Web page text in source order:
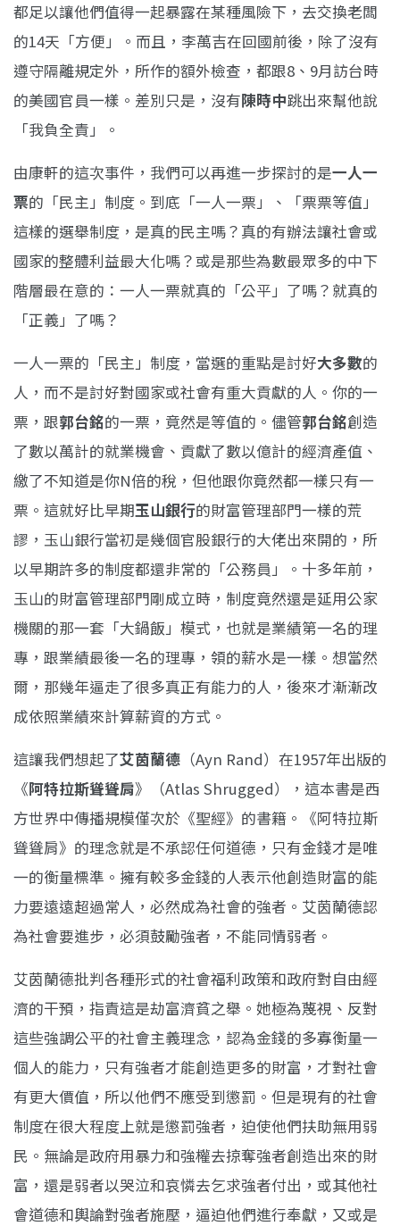
都足以讓他們值得一起暴露在某種風險下，去交換老闆
的14天「方便」。而且，李萬吉在回國前後，除了沒有
遵守隔離規定外，所作的額外檢查，都跟8、9月訪台時
的美國官員一樣。差別只是，沒有陳時中跳出來幫他說
「我負全責」。
由康軒的這次事件，我們可以再進一步探討的是一人一
票的「民主」制度。到底「一人一票」、「票票等值」
這樣的選舉制度，是真的民主嗎？真的有辦法讓社會或
國家的整體利益最大化嗎？或是那些為數最眾多的中下
階層最在意的：一人一票就真的「公平」了嗎？就真的
「正義」了嗎？
一人一票的「民主」制度，當選的重點是討好大多數的
人，而不是討好對國家或社會有重大貢獻的人。你的一
票，跟郭台銘的一票，竟然是等值的。儘管郭台銘創造
了數以萬計的就業機會、貢獻了數以億計的經濟產值、
繳了不知道是你N倍的稅，但他跟你竟然都一樣只有一
票。這就好比早期玉山銀行的財富管理部門一樣的荒
謬，玉山銀行當初是幾個官股銀行的大佬出來開的，所
以早期許多的制度都還非常的「公務員」。十多年前，
玉山的財富管理部門剛成立時，制度竟然還是延用公家
機關的那一套「大鍋飯」模式，也就是業績第一名的理
專，跟業績最後一名的理專，領的薪水是一樣。想當然
爾，那幾年逼走了很多真正有能力的人，後來才漸漸改
成依照業績來計算薪資的方式。
這讓我們想起了艾茵蘭德 （Ayn Rand）在1957年出版的
《阿特拉斯聳聳肩》（Atlas Shrugged），這本書是西
方世界中傳播規模僅次於《聖經》的書籍。《阿特拉斯
聳聳肩》的理念就是不承認任何道德，只有金錢才是唯
一的衡量標準。擁有較多金錢的人表示他創造財富的能
力要遠遠超過常人，必然成為社會的強者。艾茵蘭德認
為社會要進步，必須鼓勵強者，不能同情弱者。
艾茵蘭德批判各種形式的社會福利政策和政府對自由經
濟的干預，指責這是劫富濟貧之舉。她極為蔑視、反對
這些強調公平的社會主義理念，認為金錢的多寡衡量一
個人的能力，只有強者才能創造更多的財富，才對社會
有更大價值，所以他們不應受到懲罰。但是現有的社會
制度在很大程度上就是懲罰強者，迫使他們扶助無用弱
民。無論是政府用暴力和強權去掠奪強者創造出來的財
富，還是弱者以哭泣和哀憐去乞求強者付出，或其他社
會道德和輿論對強者施壓，逼迫他們進行奉獻，又或是